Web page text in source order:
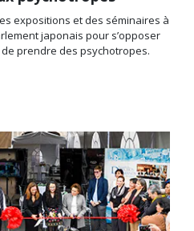
expositions et des séminaires à
japonais pour s’opposer
prendre des psychotropes.